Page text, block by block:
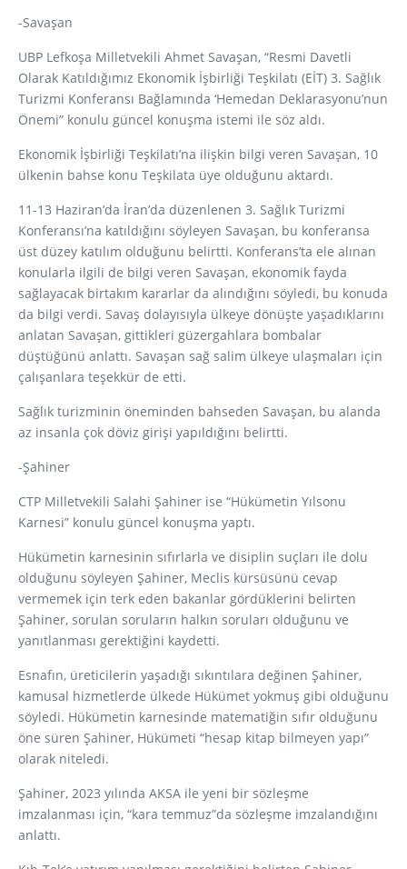
-Savaşan
UBP Lefkoşa Milletvekili Ahmet Savaşan, “Resmi Davetli
Olarak Katıldığımız Ekonomik İşbirliği Teşkilatı (EİT) 3. Sağlık
Turizmi Konferansı Bağlamında ‘Hemedan Deklarasyonu’nun
Önemi” konulu güncel konuşma istemi ile söz aldı.
Ekonomik İşbirliği Teşkilatı’na ilişkin bilgi veren Savaşan, 10
ülkenin bahse konu Teşkilata üye olduğunu aktardı.
11-13 Haziran’da İran’da düzenlenen 3. Sağlık Turizmi
Konferansı’na katıldığını söyleyen Savaşan, bu konferansa
üst düzey katılım olduğunu belirtti. Konferans’ta ele alınan
konularla ilgili de bilgi veren Savaşan, ekonomik fayda
sağlayacak birtakım kararlar da alındığını söyledi, bu konuda
da bilgi verdi. Savaş dolayısıyla ülkeye dönüşte yaşadıklarını
anlatan Savaşan, gittikleri güzergahlara bombalar
düştüğünü anlattı. Savaşan sağ salim ülkeye ulaşmaları için
çalışanlara teşekkür de etti.
Sağlık turizminin öneminden bahseden Savaşan, bu alanda
az insanla çok döviz girişi yapıldığını belirtti.
-Şahiner
CTP Milletvekili Salahi Şahiner ise “Hükümetin Yılsonu
Karnesi” konulu güncel konuşma yaptı.
Hükümetin karnesinin sıfırlarla ve disiplin suçları ile dolu
olduğunu söyleyen Şahiner, Meclis kürsüsünü cevap
vermemek için terk eden bakanlar gördüklerini belirten
Şahiner, sorulan soruların halkın soruları olduğunu ve
yanıtlanması gerektiğini kaydetti.
Esnafın, üreticilerin yaşadığı sıkıntılara değinen Şahiner,
kamusal hizmetlerde ülkede Hükümet yokmuş gibi olduğunu
söyledi. Hükümetin karnesinde matematiğin sıfır olduğunu
öne süren Şahiner, Hükümeti “hesap kitap bilmeyen yapı”
olarak niteledi.
Şahiner, 2023 yılında AKSA ile yeni bir sözleşme
imzalanması için, “kara temmuz”da sözleşme imzalandığını
anlattı.